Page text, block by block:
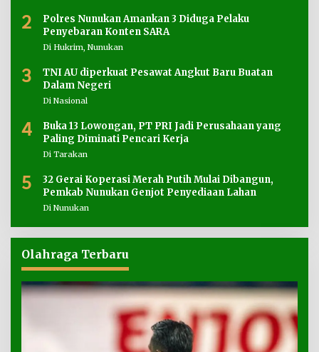
2
Polres Nunukan Amankan 3 Diduga Pelaku
Penyebaran Konten SARA
Di Hukrim, Nunukan
3
TNI AU diperkuat Pesawat Angkut Baru Buatan
Dalam Negeri
Di Nasional
4
Buka 13 Lowongan, PT PRI Jadi Perusahaan yang
Paling Diminati Pencari Kerja
Di Tarakan
5
32 Gerai Koperasi Merah Putih Mulai Dibangun,
Pemkab Nunukan Genjot Penyediaan Lahan
Di Nunukan
Olahraga Terbaru